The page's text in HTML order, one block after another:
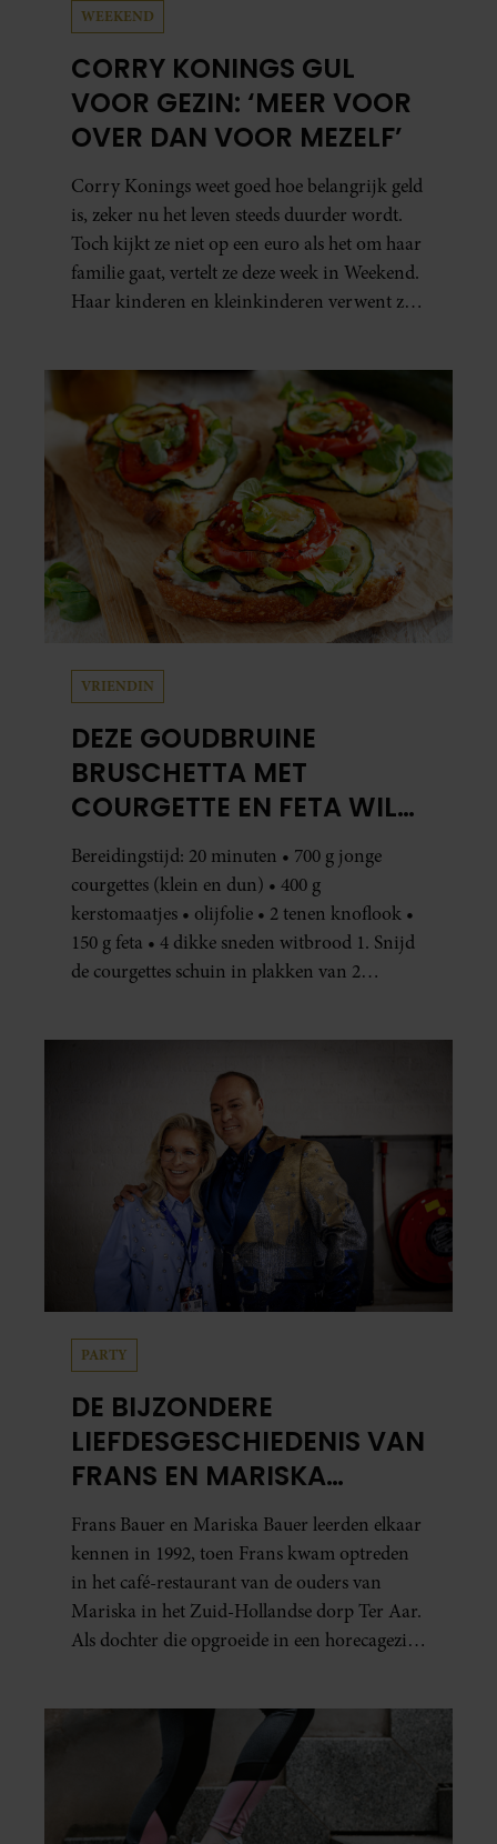
WEEKEND
CORRY KONINGS GUL
VOOR GEZIN: ‘MEER VOOR
OVER DAN VOOR MEZELF’
Corry Konings weet goed hoe belangrijk geld
is, zeker nu het leven steeds duurder wordt.
Toch kijkt ze niet op een euro als het om haar
familie gaat, vertelt ze deze week in Weekend.
Haar kinderen en kleinkinderen verwent ze
VRIENDIN
DEZE GOUDBRUINE
BRUSCHETTA MET
COURGETTE EN FETA WIL
JE METEEN MAKEN
Bereidingstijd: 20 minuten • 700 g jonge
courgettes (klein en dun) • 400 g
kerstomaatjes • olijfolie • 2 tenen knoflook •
150 g feta • 4 dikke sneden witbrood 1. Snijd
de courgettes schuin in plakken van 2
PARTY
DE BIJZONDERE
LIEFDESGESCHIEDENIS VAN
FRANS EN MARISKA
BAUER: OOK IN BED
ELKAARS EERSTE
Frans Bauer en Mariska Bauer leerden elkaar
kennen in 1992, toen Frans kwam optreden
in het café-restaurant van de ouders van
Mariska in het Zuid-Hollandse dorp Ter Aar.
Als dochter die opgroeide in een horecagezin